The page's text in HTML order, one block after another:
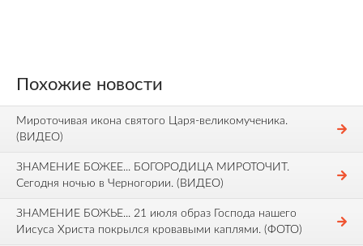
Похожие новости
Мироточивая икона святого Царя-великомученика.
(ВИДЕО)
ЗНАМЕНИЕ БОЖЕЕ... БОГОРОДИЦА МИРОТОЧИТ.
Сегодня ночью в Черногории. (ВИДЕО)
ЗНАМЕНИЕ БОЖЬЕ... 21 июля образ Господа нашего
Иисуса Христа покрылся кровавыми каплями. (ФОТО)